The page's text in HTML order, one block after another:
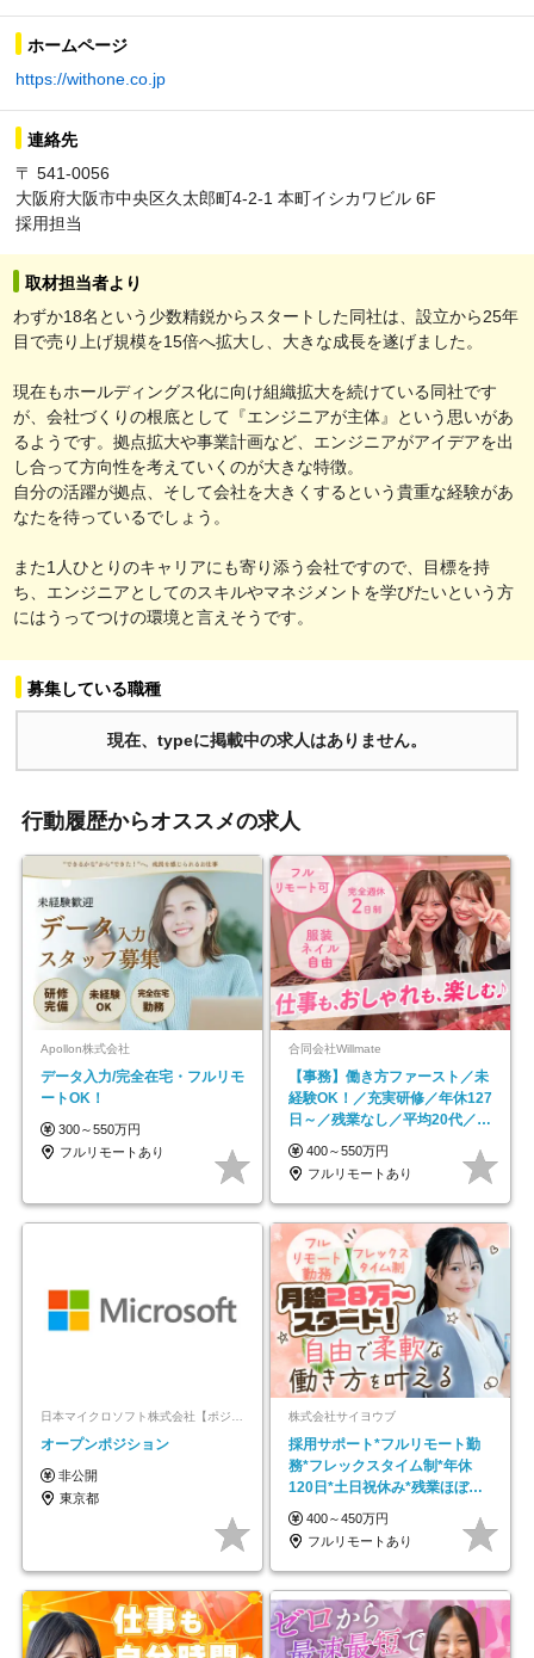
ホームページ
https://withone.co.jp
連絡先
〒 541-0056
大阪府大阪市中央区久太郎町4-2-1 本町イシカワビル 6F
採用担当
取材担当者より
わずか18名という少数精鋭からスタートした同社は、設立から25年
目で売り上げ規模を15倍へ拡大し、大きな成長を遂げました。
現在もホールディングス化に向け組織拡大を続けている同社です
が、会社づくりの根底として『エンジニアが主体』という思いがあ
るようです。拠点拡大や事業計画など、エンジニアがアイデアを出
し合って方向性を考えていくのが大きな特徴。
自分の活躍が拠点、そして会社を大きくするという貴重な経験があ
なたを待っているでしょう。
また1人ひとりのキャリアにも寄り添う会社ですので、目標を持
ち、エンジニアとしてのスキルやマネジメントを学びたいという方
にはうってつけの環境と言えそうです。
募集している職種
現在、typeに掲載中の求人はありません。
行動履歴からオススメの求人
Apollon株式会社
データ入力/完全在宅・フルリモ
ートOK！
300～550万円
フルリモートあり
合同会社Willmate
【事務】働き方ファースト／未
経験OK！／充実研修／年休127
日～／残業なし／平均20代／リ
モートOK
400～550万円
フルリモートあり
日本マイクロソフト株式会社【ポジションマッチ登録】
オープンポジション
非公開
東京都
株式会社サイヨウブ
採用サポート*フルリモート勤
務*フレックスタイム制*年休
120日*土日祝休み*残業ほぼな
し*育児中社員8割以上
400～450万円
フルリモートあり